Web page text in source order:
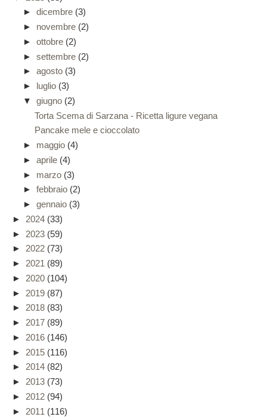
► dicembre (3)
► novembre (2)
► ottobre (2)
► settembre (2)
► agosto (3)
► luglio (3)
▼ giugno (2)
Torta Scema di Sarzana - Ricetta ligure vegana
Pancake mele e cioccolato
► maggio (4)
► aprile (4)
► marzo (3)
► febbraio (2)
► gennaio (3)
► 2024 (33)
► 2023 (59)
► 2022 (73)
► 2021 (89)
► 2020 (104)
► 2019 (87)
► 2018 (83)
► 2017 (89)
► 2016 (146)
► 2015 (116)
► 2014 (82)
► 2013 (73)
► 2012 (94)
► 2011 (116)